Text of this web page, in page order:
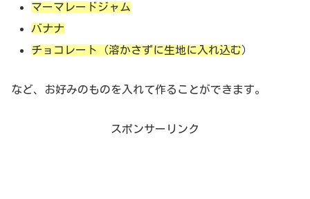
マーマレードジャム
バナナ
チョコレート（溶かさずに生地に入れ込む）
など、お好みのものを入れて作ることができます。
スポンサーリンク